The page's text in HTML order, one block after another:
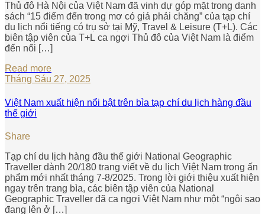
Thủ đô Hà Nội của Việt Nam đã vinh dự góp mặt trong danh
sách “15 điểm đến trong mơ có giá phải chăng” của tạp chí
du lịch nổi tiếng có trụ sở tại Mỹ, Travel & Leisure (T+L). Các
biên tập viên của T+L ca ngợi Thủ đô của Việt Nam là điểm
đến nổi […]
Read more
Tháng Sáu 27, 2025
Việt Nam xuất hiện nổi bật trên bìa tạp chí du lịch hàng đầu
thế giới
Share
Tạp chí du lịch hàng đầu thế giới National Geographic
Traveller dành 20/180 trang viết về du lịch Việt Nam trong ấn
phẩm mới nhất tháng 7-8/2025. Trong lời giới thiệu xuất hiện
ngay trên trang bìa, các biên tập viên của National
Geographic Traveller đã ca ngợi Việt Nam như một “ngôi sao
đang lên ở […]